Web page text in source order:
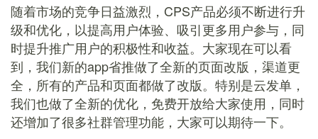
随着市场的竞争日益激烈，CPS产品必须不断进行升
级和优化，以提高用户体验、吸引更多用户参与，同
时提升推广用户的积极性和收益。大家现在可以看
到，我们新的app省推做了全新的页面改版，渠道更
全，所有的产品和页面都做了改版。特别是云发单，
我们也做了全新的优化，免费开放给大家使用，同时
还增加了很多社群管理功能，大家可以期待一下。